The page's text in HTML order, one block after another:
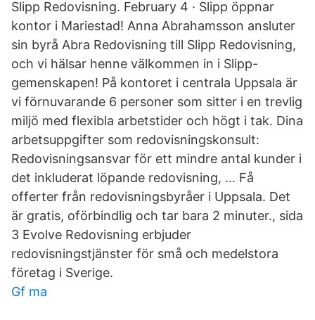
Slipp Redovisning. February 4 · Slipp öppnar
kontor i Mariestad! Anna Abrahamsson ansluter
sin byrå Abra Redovisning till Slipp Redovisning,
och vi hälsar henne välkommen in i Slipp-
gemenskapen! På kontoret i centrala Uppsala är
vi förnuvarande 6 personer som sitter i en trevlig
miljö med flexibla arbetstider och högt i tak. Dina
arbetsuppgifter som redovisningskonsult:
Redovisningsansvar för ett mindre antal kunder i
det inkluderat löpande redovisning, … Få
offerter från redovisningsbyråer i Uppsala. Det
är gratis, oförbindlig och tar bara 2 minuter., sida
3 Evolve Redovisning erbjuder
redovisningstjänster för små och medelstora
företag i Sverige.
Gf ma